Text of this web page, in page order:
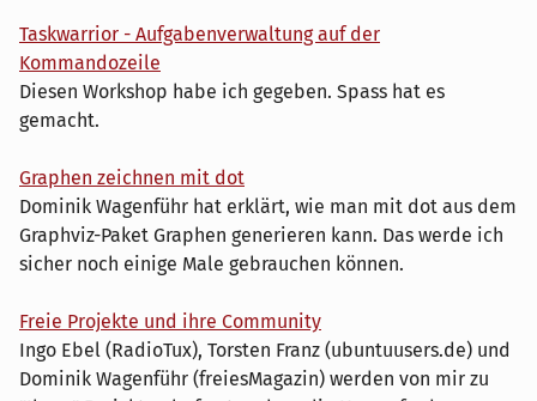
Taskwarrior - Aufgabenverwaltung auf der
Kommandozeile
Diesen Workshop habe ich gegeben. Spass hat es
gemacht.
Graphen zeichnen mit dot
Dominik Wagenführ hat erklärt, wie man mit dot aus dem
Graphviz-Paket Graphen generieren kann. Das werde ich
sicher noch einige Male gebrauchen können.
Freie Projekte und ihre Community
Ingo Ebel (RadioTux), Torsten Franz (ubuntuusers.de) und
Dominik Wagenführ (freiesMagazin) werden von mir zu